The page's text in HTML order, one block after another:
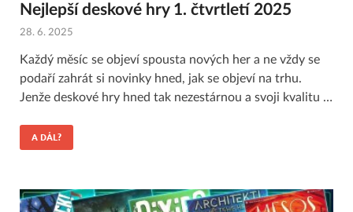
Nejlepší deskové hry 1. čtvrtletí 2025
28. 6. 2025
Každý měsíc se objeví spousta nových her a ne vždy se
podaří zahrát si novinky hned, jak se objeví na trhu.
Jenže deskové hry hned tak nezestárnou a svoji kvalitu …
A DÁL?